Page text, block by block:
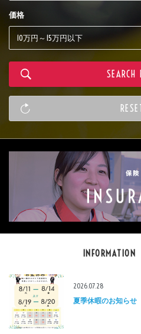
価格
INFORMATION
2026.07.28
夏季休暇のお知らせ